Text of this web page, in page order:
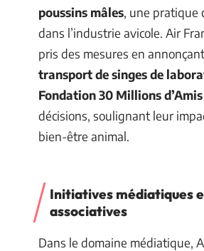
poussins mâles, une pratique
dans l’industrie avicole. Air
pris des mesures en
transport de singes de
Fondation 30 Millions d’Amis
décisions, soulignant leur
bien-être animal.
Initiatives médiatiques
associatives
Dans le domaine médiatique,